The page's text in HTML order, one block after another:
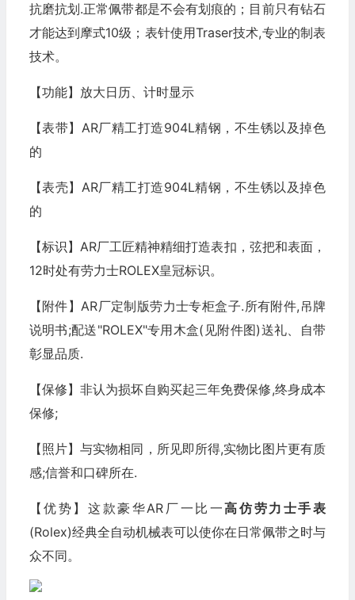
抗磨抗划.正常佩带都是不会有划痕的；目前只有钻石
才能达到摩式10级；表针使用Traser技术,专业的制表
技术。
【功能】放大日历、计时显示
【表带】AR厂精工打造904L精钢，不生锈以及掉色
的
【表壳】AR厂精工打造904L精钢，不生锈以及掉色
的
【标识】AR厂工匠精神精细打造表扣，弦把和表面，
12时处有劳力士ROLEX皇冠标识。
【附件】AR厂定制版劳力士专柜盒子.所有附件,吊牌
说明书;配送"ROLEX"专用木盒(见附件图)送礼、自带
彰显品质.
【保修】非认为损坏自购买起三年免费保修,终身成本
保修;
【照片】与实物相同，所见即所得,实物比图片更有质
感;信誉和口碑所在.
【优势】这款豪华AR厂一比一高仿劳力士手表
(Rolex)经典全自动机械表可以使你在日常佩带之时与
众不同。